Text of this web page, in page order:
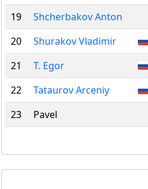
19
Shcherbakov Anton
20
Shurakov Vladimir
21
T. Egor
22
Tataurov Arceniy
23
Pavel